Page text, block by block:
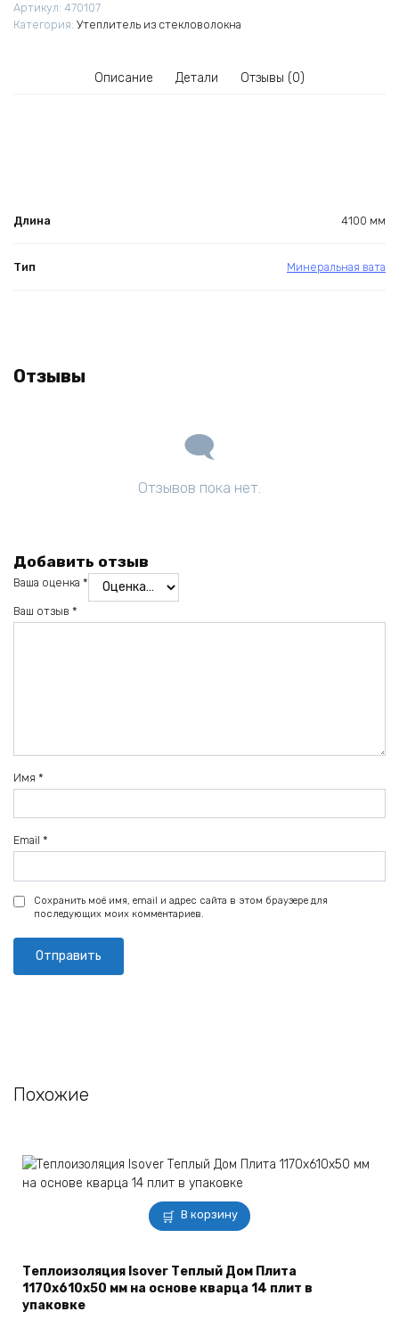
в
Артикул: 470107
Категория: Утеплитель из стекловолокна
Описание Детали Отзывы (0)
Длина 4100 мм
Тип Минеральная вата
Отзывы
Отзывов пока нет.
Добавить отзыв
Ваша оценка *
Ваш отзыв *
Имя *
Email *
Сохранить моё имя, email и адрес сайта в этом браузере для
последующих моих комментариев.
Похожие
В корзину
Теплоизоляция Isover Теплый Дом Плита
1170х610х50 мм на основе кварца 14 плит в
упаковке